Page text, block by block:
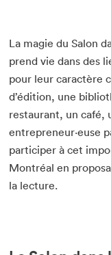
La magie du Salon
prend vie dans des
pour leur caractère
d’édition, une
restaurant, un café,
entrepreneur·euse
participer à cet
Montréal en
la lecture.